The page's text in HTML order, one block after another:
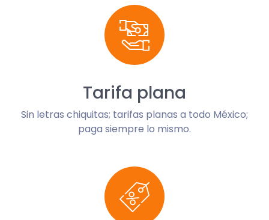
Tarifa plana
Sin letras chiquitas; tarifas planas a todo México;
paga siempre lo mismo.